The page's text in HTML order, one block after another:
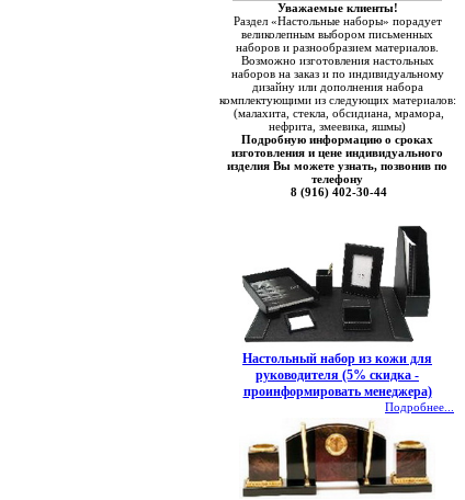
Уважаемые клиенты!
Раздел «Настольные наборы» порадует
великолепным выбором письменных
наборов и разнообразием материалов.
Возможно изготовления настольных
наборов на заказ и по индивидуальному
дизайну или дополнения набора
комплектующими из следующих материалов:
(малахита, стекла, обсидиана, мрамора,
нефрита, змеевика, яшмы)
Подробную информацию о сроках
изготовления и цене индивидуального
изделия Вы можете узнать, позвонив по
телефону
8 (916) 402-30-44
Настольный набор из кожи для
руководителя (5% скидка -
проинформировать менеджера)
Подробнее...